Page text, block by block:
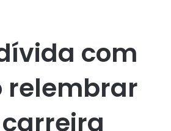
com
relembrar